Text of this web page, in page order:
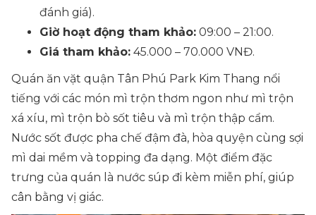
đánh giá).
Giờ hoạt động tham khảo: 09:00 – 21:00.
Giá tham khảo: 45.000 – 70.000 VNĐ.
Quán ăn vặt quận Tân Phú Park Kim Thang nổi
tiếng với các món mì trộn thơm ngon như mì trộn
xá xíu, mì trộn bò sốt tiêu và mì trộn thập cẩm.
Nước sốt được pha chế đậm đà, hòa quyện cùng sợi
mì dai mềm và topping đa dạng. Một điểm đặc
trưng của quán là nước súp đi kèm miễn phí, giúp
cân bằng vị giác.